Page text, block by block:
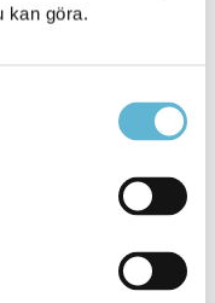
kan göra.
trädgårdsavfall (löv,
förutsatt att det inte
anordnas som en
(öppen för